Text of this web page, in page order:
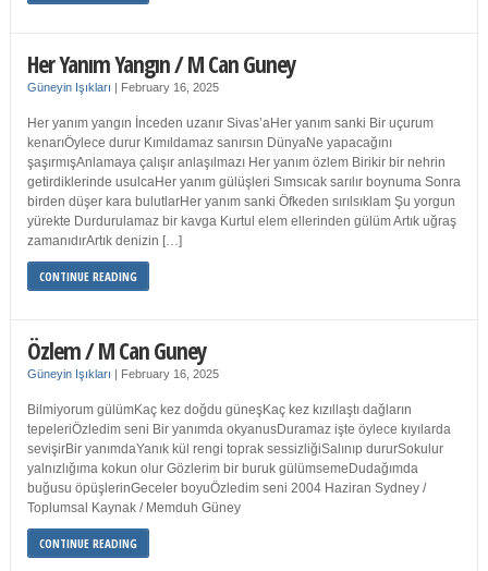
Her Yanım Yangın / M Can Guney
Güneyin Işıkları | February 16, 2025
Her yanım yangın İnceden uzanır Sivas’aHer yanım sanki Bir uçurum
kenarıÖylece durur Kımıldamaz sanırsın DünyaNe yapacağını
şaşırmışAnlamaya çalışır anlaşılmazı Her yanım özlem Birikir bir nehrin
getirdiklerinde usulcaHer yanım gülüşleri Sımsıcak sarılır boynuma Sonra
birden düşer kara bulutlarHer yanım sanki Öfkeden sırılsıklam Şu yorgun
yürekte Durdurulamaz bir kavga Kurtul elem ellerinden gülüm Artık uğraş
zamanıdırArtık denizin […]
CONTINUE READING
Özlem / M Can Guney
Güneyin Işıkları | February 16, 2025
Bilmiyorum gülümKaç kez doğdu güneşKaç kez kızıllaştı dağların
tepeleriÖzledim seni Bir yanımda okyanusDuramaz işte öylece kıyılarda
sevişirBir yanımdaYanık kül rengi toprak sessizliğiSalınıp dururSokulur
yalnızlığıma kokun olur Gözlerim bir buruk gülümsemeDudağımda
buğusu öpüşlerinGeceler boyuÖzledim seni 2004 Haziran Sydney /
Toplumsal Kaynak / Memduh Güney
CONTINUE READING